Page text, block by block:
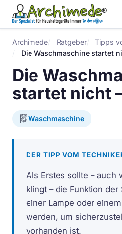
Archimede Ratgeber
Tipps
Die Waschmaschine startet
Die
startet nicht
Waschmaschine
DER TIPP VOM
Als Erstes sollte – auch
klingt – die Funktion der
einer Lampe oder
werden, um
vorhanden ist.